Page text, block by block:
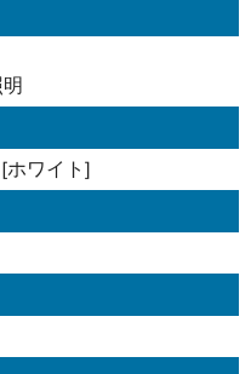
ホワイト]